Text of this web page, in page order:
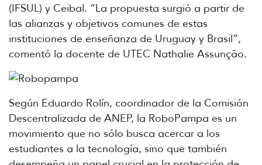
(IFSUL) y Ceibal. “La propuesta surgió a partir de
las alianzas y objetivos comunes de estas
instituciones de enseñanza de Uruguay y Brasil”,
comentó la docente de UTEC Nathalie Assunção.
Según Eduardo Rolín, coordinador de la Comisión
Descentralizada de ANEP, la RoboPampa es un
movimiento que no sólo busca acercar a los
estudiantes a la tecnología, sino que también